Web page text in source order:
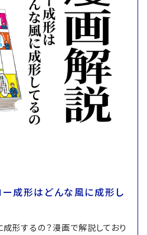
ー成形はどんな風に成形し
形するの？漫画で解説しており